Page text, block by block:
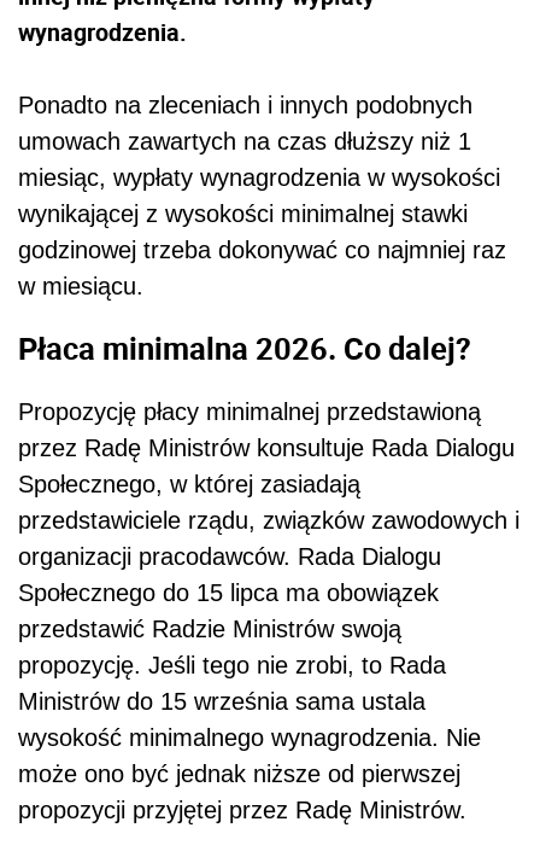
wynagrodzenia.
Ponadto na zleceniach i innych podobnych
umowach zawartych na czas dłuższy niż 1
miesiąc, wypłaty wynagrodzenia w wysokości
wynikającej z wysokości minimalnej stawki
godzinowej trzeba dokonywać co najmniej raz
w miesiącu.
Płaca minimalna 2026. Co dalej?
Propozycję płacy minimalnej przedstawioną
przez Radę Ministrów konsultuje Rada Dialogu
Społecznego, w której zasiadają
przedstawiciele rządu, związków zawodowych i
organizacji pracodawców. Rada Dialogu
Społecznego do 15 lipca ma obowiązek
przedstawić Radzie Ministrów swoją
propozycję. Jeśli tego nie zrobi, to Rada
Ministrów do 15 września sama ustala
wysokość minimalnego wynagrodzenia. Nie
może ono być jednak niższe od pierwszej
propozycji przyjętej przez Radę Ministrów.